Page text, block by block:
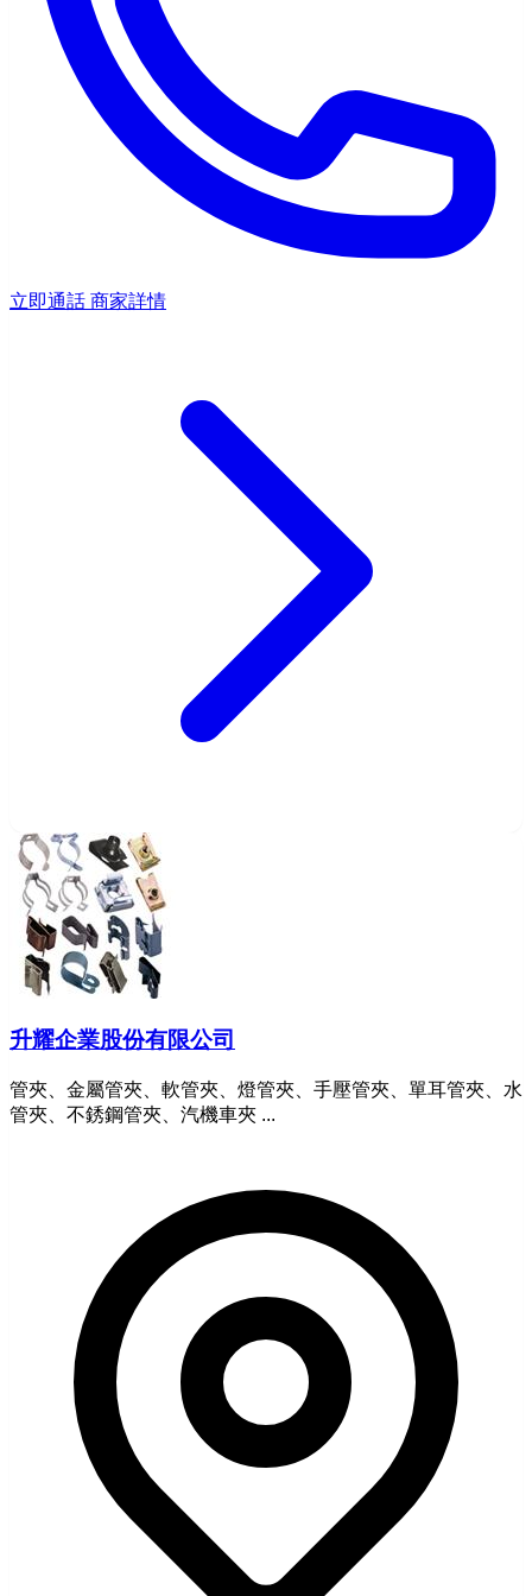
立即通話 商家詳情
升耀企業股份有限公司
管夾、金屬管夾、軟管夾、燈管夾、手壓管夾、單耳管夾、水
管夾、不銹鋼管夾、汽機車夾 ...